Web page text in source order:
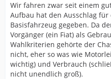
Wir fahren zwar seit einem
Aufbau hat den Ausschlag
Basisfahrzeug gegeben. Da
Vorgänger (ein Fiat) als
Wahlkriterien gehörte der
nicht, eher so was wie
wichtig) und Verbrauch
nicht unendlich groß).